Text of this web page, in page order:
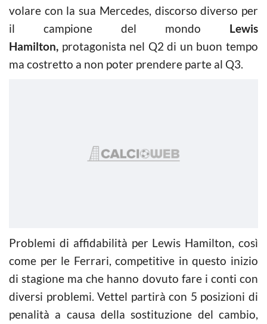
volare con la sua Mercedes, discorso diverso per
il campione del mondo Lewis
Hamilton, protagonista nel Q2 di un buon tempo
ma costretto a non poter prendere parte al Q3.
Problemi di affidabilità per Lewis Hamilton, così
come per le Ferrari, competitive in questo inizio
di stagione ma che hanno dovuto fare i conti con
diversi problemi. Vettel partirà con 5 posizioni di
penalità a causa della sostituzione del cambio,